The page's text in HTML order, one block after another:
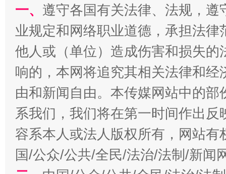
揭开“小金库”的免责幌子
一、 遵守各国有关法律、法规，
业规定和网络职业道德，承担法
他人或（单位）造成伤害和损失
响的，本网将追究其相关法律和
由和新闻自由。本传媒网站中的
系我们，我们将在第一时间作出
容系本人或法人版权所有，网站
国/公众/公共/全民/法治/法制/新闻